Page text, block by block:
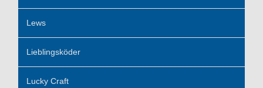
Lews
Lieblingsköder
Lucky Craft